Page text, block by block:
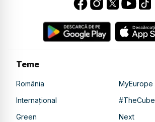
Teme
România
MyEurope
Internațional
#TheCube
Green
Next